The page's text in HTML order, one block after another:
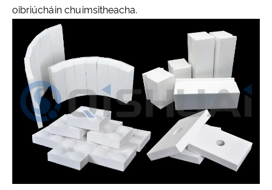
oibriúcháin chuimsitheacha.